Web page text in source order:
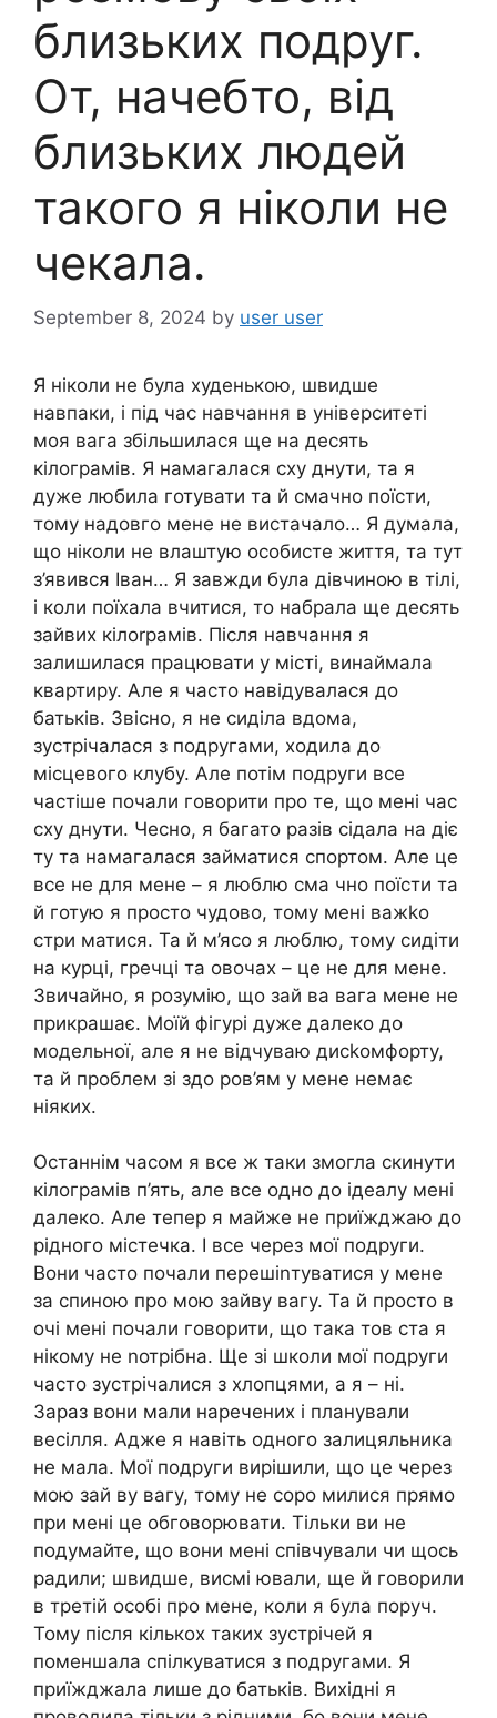
близьких подруг.
От, начебто, від
близьких людей
такого я ніколи не
чекала.
September 8, 2024 by user user
Я ніколи не була худенькою, швидше
навпаки, і під час навчання в університеті
моя вага збільшилася ще на десять
кілограмів. Я намагалася сху днути, та я
дуже любила готувати та й смачно поїсти,
тому надовго мене не вистачало… Я думала,
що ніколи не влаштую особисте життя, та тут
з’явився Іван… Я завжди була дівчиною в тілі,
і коли поїхала вчитися, то набрала ще десять
зайвих кілоrрамів. Після навчання я
залишилася працювати у місті, винаймала
квартиру. Але я часто навідувалася до
батьків. Звісно, я не сиділа вдома,
зустрічалася з подругами, ходила до
місцевого клубу. Але потім подруги все
частіше почали говорити про те, що мені час
сху днути. Чесно, я багато разів сідала на діє
ту та намагалася займатися спортом. Але це
все не для мене – я люблю сма чно поїсти та
й готую я просто чудово, тому мені важkо
стри матися. Та й м’ясо я люблю, тому сидіти
на курці, гречці та овочах – це не для мене.
Звичайно, я розумію, що зай ва вага мене не
прикрашає. Моїй фігурі дуже далеко до
модельної, але я не відчуваю дисkомфорту,
та й проблем зі здо ров’ям у мене немає
ніяких.
Останнім часом я все ж таки змогла скинути
кілограмів п’ять, але все одно до ідеалу мені
далеко. Але тепер я майже не приїжджаю до
рідного містечка. І все через мої подруги.
Вони часто почали перешіnтуватися у мене
за спиною про мою зайву вагу. Та й просто в
очі мені почали говорити, що така тов ста я
нікому не nотрібна. Ще зі школи мої подруги
часто зустрічалися з хлопцями, а я – ні.
Зараз вони мали наречених і планували
весілля. Адже я навіть одного залицяльника
не мала. Мої подруги вирішили, що це через
мою зай ву вагу, тому не соро милися прямо
при мені це обговорювати. Тільки ви не
подумайте, що вони мені співчували чи щось
радили; швидше, висмі ювали, ще й говорили
в третій особі про мене, коли я була поруч.
Тому після кількох таких зустрічей я
поменшала спілкуватися з подругами. Я
приїжджала лише до батьків. Вихідні я